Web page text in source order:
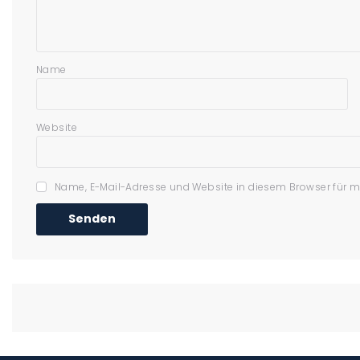
Name
Website
Name, E-Mail-Adresse und Website in diesem Browser für